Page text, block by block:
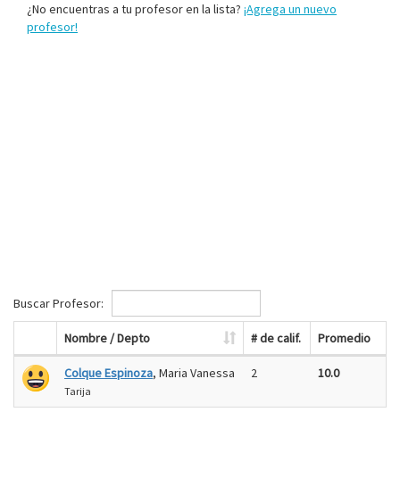
¿No encuentras a tu profesor en la lista? ¡Agrega un nuevo
profesor!
Buscar Profesor:
Nombre / Depto # de calif. Promedio
Colque Espinoza, Maria Vanessa
Tarija
2 10.0